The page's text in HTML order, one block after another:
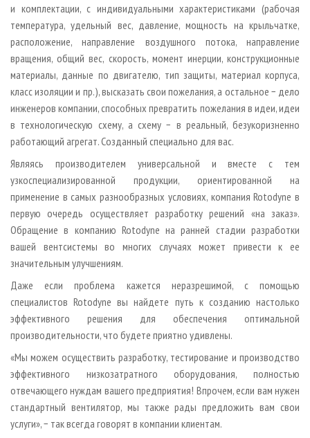
и комплектации, с индивидуальными характеристиками (рабочая
температура, удельный вес, давление, мощность на крыльчатке,
расположение, направление воздушного потока, направление
вращения, общий вес, скорость, момент инерции, конструкционные
материалы, данные по двигателю, тип защиты, материал корпуса,
класс изоляции и пр.), высказать свои пожелания, а остальное − дело
инженеров компании, способных превратить пожелания в идеи, идеи
в технологическую схему, а схему − в реальный, безукоризненно
работающий агрегат. Созданный специально для вас.
Являясь производителем универсальной и вместе с тем
узкоспециализированной продукции, ориентированной на
применение в самых разнообразных условиях, компания Rotodyne в
первую очередь осуществляет разработку решений «на заказ».
Обращение в компанию Rotodyne на ранней стадии разработки
вашей вентсистемы во многих случаях может привести к ее
значительным улучшениям.
Даже если проблема кажется неразрешимой, с помощью
специалистов Rotodyne вы найдете путь к созданию настолько
эффективного решения для обеспечения оптимальной
производительности, что будете приятно удивлены.
«Мы можем осуществить разработку, тестирование и производство
эффективного низкозатратного оборудования, полностью
отвечающего нуждам вашего предприятия! Впрочем, если вам нужен
стандартный вентилятор, мы также рады предложить вам свои
услуги», − так всегда говорят в компании клиентам.